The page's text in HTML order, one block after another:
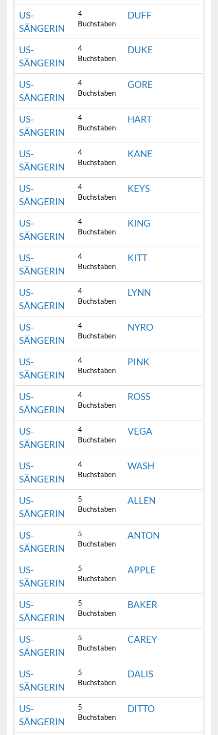
US-
SÄNGERIN
4
Buchstaben
DUFF
US-
SÄNGERIN
4
Buchstaben
DUKE
US-
SÄNGERIN
4
Buchstaben
GORE
US-
SÄNGERIN
4
Buchstaben
HART
US-
SÄNGERIN
4
Buchstaben
KANE
US-
SÄNGERIN
4
Buchstaben
KEYS
US-
SÄNGERIN
4
Buchstaben
KING
US-
SÄNGERIN
4
Buchstaben
KITT
US-
SÄNGERIN
4
Buchstaben
LYNN
US-
SÄNGERIN
4
Buchstaben
NYRO
US-
SÄNGERIN
4
Buchstaben
PINK
US-
SÄNGERIN
4
Buchstaben
ROSS
US-
SÄNGERIN
4
Buchstaben
VEGA
US-
SÄNGERIN
4
Buchstaben
WASH
US-
SÄNGERIN
5
Buchstaben
ALLEN
US-
SÄNGERIN
5
Buchstaben
ANTON
US-
SÄNGERIN
5
Buchstaben
APPLE
US-
SÄNGERIN
5
Buchstaben
BAKER
US-
SÄNGERIN
5
Buchstaben
CAREY
US-
SÄNGERIN
5
Buchstaben
DALIS
US-
SÄNGERIN
5
Buchstaben
DITTO